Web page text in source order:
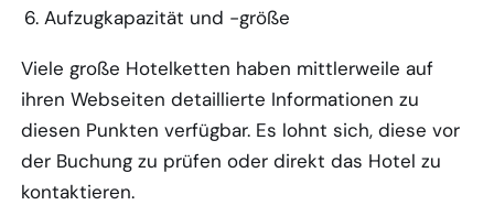
Aufzugkapazität und -größe
Viele große Hotelketten haben mittlerweile auf
ihren Webseiten detaillierte Informationen zu
diesen Punkten verfügbar. Es lohnt sich, diese vor
der Buchung zu prüfen oder direkt das Hotel zu
kontaktieren.